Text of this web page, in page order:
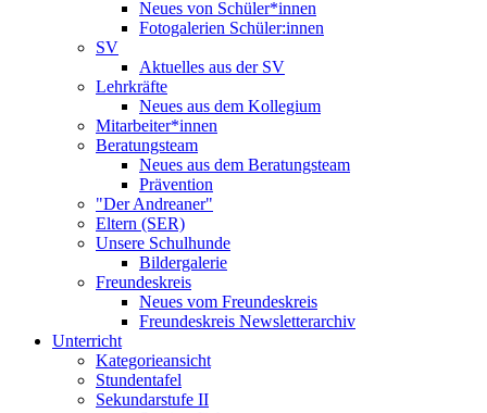
Neues von Schüler*innen
Fotogalerien Schüler:innen
SV
Aktuelles aus der SV
Lehrkräfte
Neues aus dem Kollegium
Mitarbeiter*innen
Beratungsteam
Neues aus dem Beratungsteam
Prävention
"Der Andreaner"
Eltern (SER)
Unsere Schulhunde
Bildergalerie
Freundeskreis
Neues vom Freundeskreis
Freundeskreis Newsletterarchiv
Unterricht
Kategorieansicht
Stundentafel
Sekundarstufe II